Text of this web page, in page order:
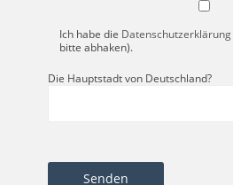
Ich habe die Datenschutzerklärung
bitte abhaken).
Die Hauptstadt von Deutschland?